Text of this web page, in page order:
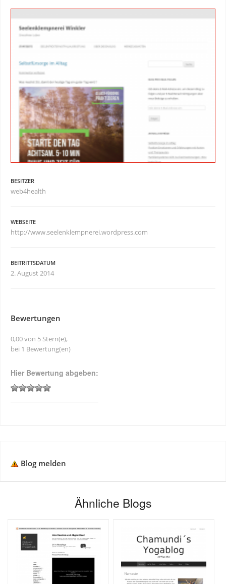
BESITZER
web4health
WEBSEITE
http://www.seelenklempnerei.wordpress.com
BEITRITTSDATUM
2. August 2014
Bewertungen
0,00 von 5 Stern(e),
bei 1 Bewertung(en)
Hier Bewertung abgeben:
Blog melden
Ähnliche Blogs